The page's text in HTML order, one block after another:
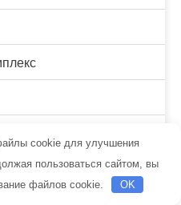
cookie для улучшения
пользоваться сайтом, вы
файлов cookie.
OK